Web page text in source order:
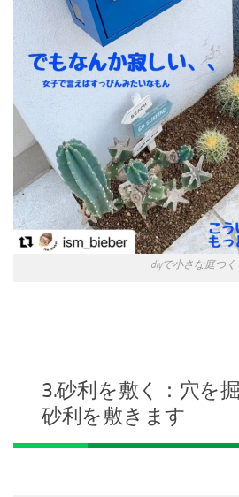
diyで小さな庭つく
3.砂利を敷く：穴を
砂利を敷きます